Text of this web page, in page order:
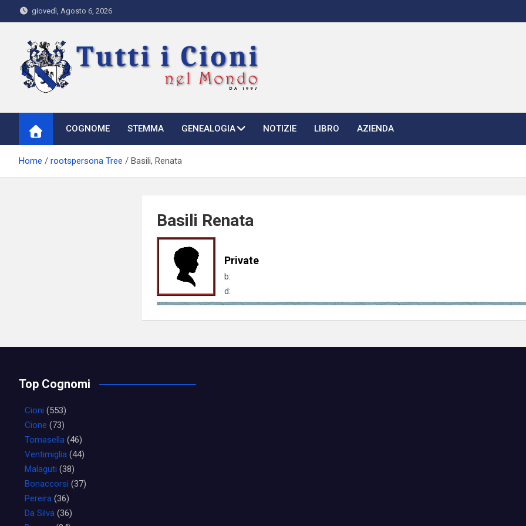
to
giovedì, Agosto 6, 2026
Tutti i Cioni nel Mondo
COGNOME STEMMA GENEALOGIA NOTIZIE LIBRO AZIENDA
Home rootspersona Tree Basili, Renata
Basili Renata
Private
b:
d:
Top Cognomi
Cioni (553)
Cione (73)
Tomasella (46)
Ventimiglia (44)
Malaguti (38)
Bonaccorsi (37)
Pereira (36)
Da Silva (36)